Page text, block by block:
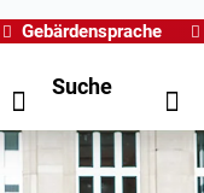
Gebärdensprache
Suche